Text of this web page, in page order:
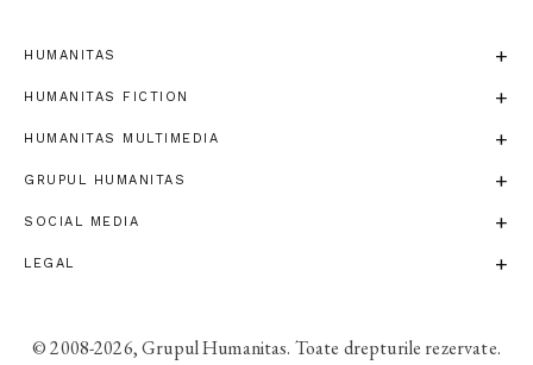
HUMANITAS
HUMANITAS FICTION
HUMANITAS MULTIMEDIA
GRUPUL HUMANITAS
SOCIAL MEDIA
LEGAL
© 2008-2026, Grupul Humanitas. Toate drepturile rezervate.